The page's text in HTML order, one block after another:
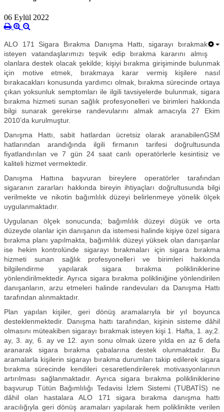
06 Eylül 2022
ALO 171 Sigara Bırakma Danışma Hattı, sigarayı bırakmak
isteyen vatandaşlarımızı teşvik edip bırakma kararını almış
olanlara destek olacak şekilde; kişiyi bırakma girişiminde bulunmak
için motive etmek, bırakmaya karar vermiş kişilere nasıl
bırakacakları konusunda yardımcı olmak, bırakma sürecinde ortaya
çıkan yoksunluk semptomları ile ilgili tavsiyelerde bulunmak, sigara
bırakma hizmeti sunan sağlık profesyonelleri ve birimleri hakkında
bilgi sunarak gerekirse randevularını almak amacıyla 27 Ekim
2010’da kurulmuştur.
Danışma Hattı, sabit hatlardan ücretsiz olarak aranabilenGSM
hatlarından arandığında ilgili firmanın tarifesi doğrultusunda
fiyatlandırılan ve 7 gün 24 saat canlı operatörlerle kesintisiz ve
kaliteli hizmet vermektedir.
Danışma Hattına başvuran bireylere operatörler tarafından
sigaranın zararları hakkında bireyin ihtiyaçları doğrultusunda bilgi
verilmekte ve nikotin bağımlılık düzeyi belirlenmeye yönelik ölçek
uygulanmaktadır.
Uygulanan ölçek sonucunda; bağımlılık düzeyi düşük ve orta
düzeyde olanlar için danışanın da istemesi halinde kişiye özel sigara
bırakma planı yapılmakta, bağımlılık düzeyi yüksek olan danışanlar
ise hekim kontrolünde sigarayı bırakmaları için sigara bırakma
hizmeti sunan sağlık profesyonelleri ve birimleri hakkında
bilgilendirme yapılarak sigara bırakma polikliniklerine
yönlendirilmektedir. Ayrıca sigara bırakma polikliniğine yönlendirilen
danışanların, arzu etmeleri halinde randevuları da Danışma Hattı
tarafından alınmaktadır.
Plan yapılan kişiler, geri dönüş aramalarıyla bir yıl boyunca
desteklenmektedir. Danışma hattı tarafından, kişinin sisteme dâhil
olmasını müteakiben sigarayı bırakmak isteyen kişi 1. Hafta, 1. ay,2.
ay, 3. ay, 6. ay ve 12. ayın sonu olmak üzere yılda en az 6 defa
aranarak sigara bırakma çabalarına destek olunmaktadır. Bu
aramalarla kişilerin sigarayı bırakma durumları takip edilerek sigara
bırakma sürecinde kendileri cesaretlendirilerek motivasyonlarının
artırılması sağlanmaktadır. Ayrıca sigara bırakma polikliniklerine
başvurup Tütün Bağımlılığı Tedavisi İzlem Sistemi (TUBATİS) ne
dâhil olan hastalara ALO 171 sigara bırakma danışma hattı
aracılığıyla geri dönüş aramaları yapılarak hem poliklinikte verilen